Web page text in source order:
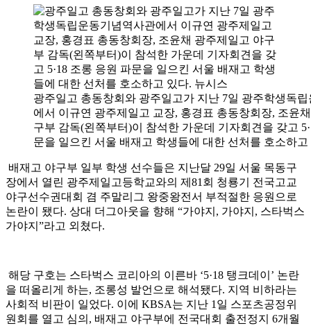
광주일고 총동창회와 광주일고가 지난 7일 광주학생독
에서 이규연 광주제일고 교장, 홍경표 총동창회장, 조윤
구부 감독(왼쪽부터)이 참석한 가운데 기자회견을 갖고
문을 일으킨 서울 배재고 학생들에 대한 선처를 호소하
배재고 야구부 일부 학생 선수들은 지난달 29일 서울 목동구
장에서 열린 광주제일고등학교와의 제81회 청룡기 전국고교
야구선수권대회 겸 주말리그 왕중왕전서 부적절한 응원으로
논란이 됐다. 상대 더그아웃을 향해 “가야지, 가야지, 스타벅스
가야지”라고 외쳤다.
해당 구호는 스타벅스 코리아의 이른바 ‘5·18 탱크데이’ 논란
을 떠올리게 하는, 조롱성 발언으로 해석됐다. 지역 비하라는
사회적 비판이 일었다. 이에 KBSA는 지난 1일 스포츠공정위
원회를 열고 심의, 배재고 야구부에 전국대회 출전정지 6개월